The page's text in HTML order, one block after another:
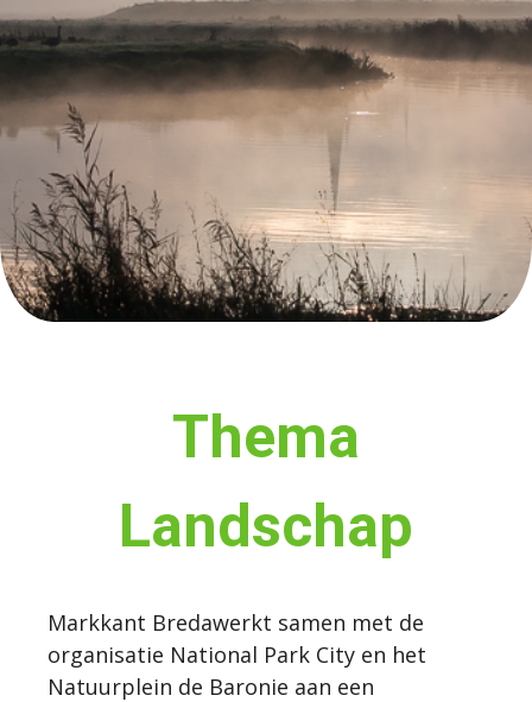
Thema
Landschap
Markkant Bredawerkt samen met de
organisatie National Park City en het
Natuurplein de Baronie aan een